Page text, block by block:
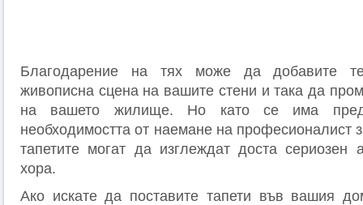
Благодарение на тях може да добавите
живописна сцена на вашите стени и така да
на вашето жилище. Но като се има
необходимостта от наемане на професионалист
тапетите могат да изглеждат доста сериозен
хора.
Ако искате да поставите тапети във вашия